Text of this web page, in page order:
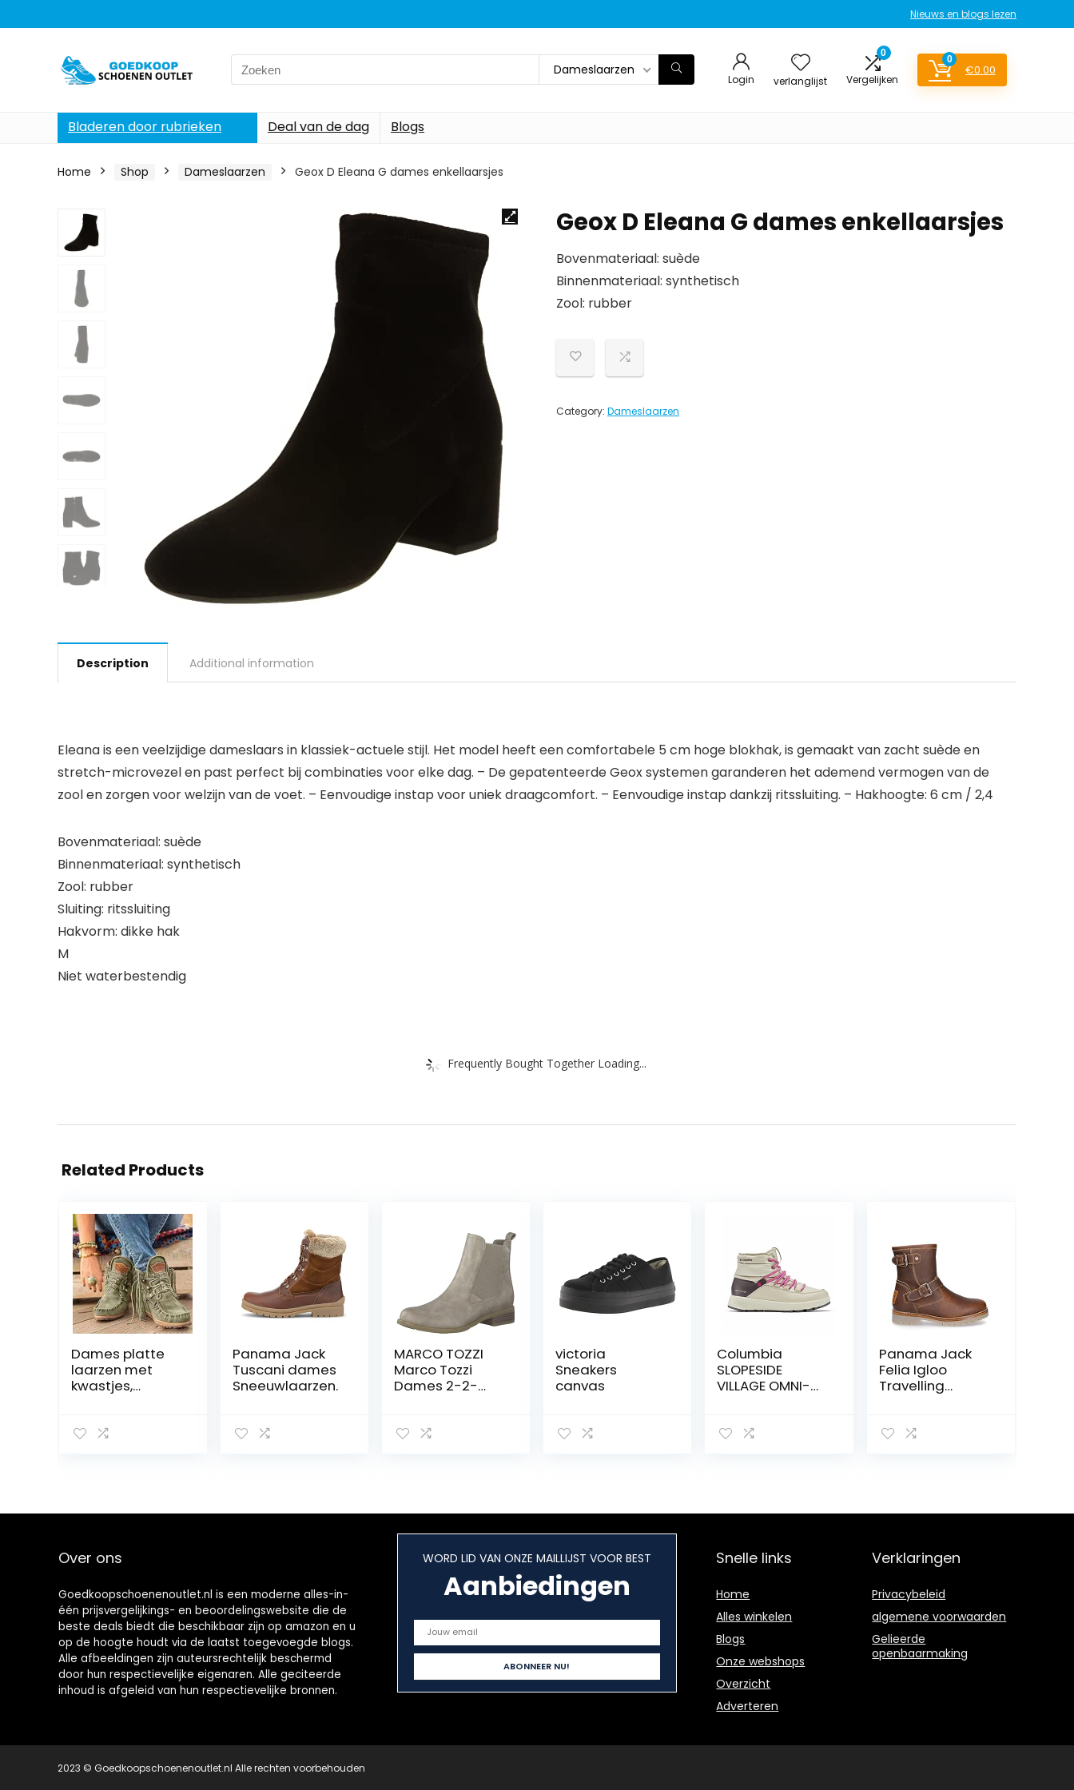
Nieuws en blogs lezen
Search
for:
Dameslaarzen
Login verlanglijst
0
Vergelijken
0
€0.00
Bladeren door rubrieken Deal van de dag Blogs
Home Shop Dameslaarzen Geox D Eleana G dames enkellaarsjes
Geox D Eleana G dames enkellaarsjes
Bovenmateriaal: suède
Binnenmateriaal: synthetisch
Zool: rubber
Category: Dameslaarzen
Description Additional information
Eleana is een veelzijdige dameslaars in klassiek-actuele stijl. Het model heeft een comfortabele 5 cm hoge blokhak, is gemaakt van zacht suède en
stretch-microvezel en past perfect bij combinaties voor elke dag. – De gepatenteerde Geox systemen garanderen het ademend vermogen van de
zool en zorgen voor welzijn van de voet. – Eenvoudige instap voor uniek draagcomfort. – Eenvoudige instap dankzij ritssluiting. – Hakhoogte: 6 cm / 2,4
Bovenmateriaal: suède
Binnenmateriaal: synthetisch
Zool: rubber
Sluiting: ritssluiting
Hakvorm: dikke hak
M
Niet waterbestendig
Frequently Bought Together Loading...
Related Products
Dames platte
laarzen met
kwastjes,
enkellaarsjes
korte laarsjes
Panama Jack
Tuscani dames
Sneeuwlaarzen.
MARCO TOZZI
Marco Tozzi
Dames 2-2-
Chelsea laarzen
victoria
Sneakers
canvas
Columbia
SLOPESIDE
VILLAGE OMNI-
Panama Jack
Felia Igloo
Travelling
dames, Black B2,
Over ons
Goedkoopschoenenoutlet.nl is een moderne alles-in-
één prijsvergelijkings- en beoordelingswebsite die de
beste deals biedt die beschikbaar zijn op amazon en u
op de hoogte houdt via de laatst toegevoegde blogs.
Alle afbeeldingen zijn auteursrechtelijk beschermd
door hun respectievelijke eigenaren. Alle geciteerde
inhoud is afgeleid van hun respectievelijke bronnen.
WORD LID VAN ONZE MAILLIJST VOOR BEST
Aanbiedingen
Snelle links
Home
Alles winkelen
Blogs
Onze webshops
Overzicht
Adverteren
Verklaringen
Privacybeleid
algemene voorwaarden
Gelieerde
openbaarmaking
2023 © Goedkoopschoenenoutlet.nl Alle rechten voorbehouden